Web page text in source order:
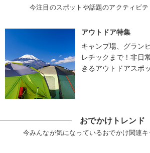
今注目のスポットや話題のアクティビ
アウトドア特集
キャンプ場、グラン
レチックまで！非日
きるアウトドアスポ
おでかけトレンド
今みんなが気になっているおでかけ関連キ